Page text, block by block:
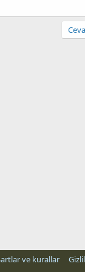
ve kurallar